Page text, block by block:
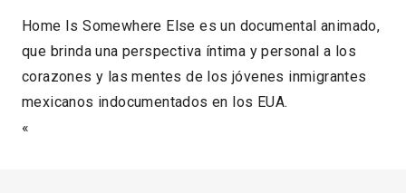
Home Is Somewhere Else es un documental animado,
que brinda una perspectiva íntima y personal a los
corazones y las mentes de los jóvenes inmigrantes
mexicanos indocumentados en los EUA.
«